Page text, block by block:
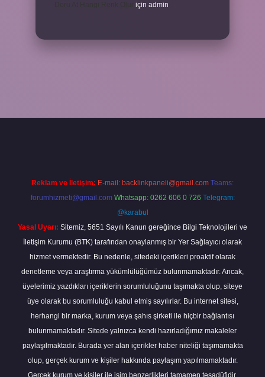
için admin
Reklam ve İletişim: E-mail: backlinkpaneli@gmail.com Teams:
forumhizmeti@gmail.com Whatsapp: 0262 606 0 726 Telegram:
@karabul
Yasal Uyarı: Sitemiz, 5651 Sayılı Kanun gereğince Bilgi Teknolojileri ve
İletişim Kurumu (BTK) tarafından onaylanmış bir Yer Sağlayıcı olarak
hizmet vermektedir. Bu nedenle, sitedeki içerikleri proaktif olarak
denetleme veya araştırma yükümlülüğümüz bulunmamaktadır. Ancak,
üyelerimiz yazdıkları içeriklerin sorumluluğunu taşımakta olup, siteye
üye olarak bu sorumluluğu kabul etmiş sayılırlar. Bu internet sitesi,
herhangi bir marka, kurum veya şahıs şirketi ile hiçbir bağlantısı
bulunmamaktadır. Sitede yalnızca kendi hazırladığımız makaleler
paylaşılmaktadır. Burada yer alan içerikler haber niteliği taşımamakta
olup, gerçek kurum ve kişiler hakkında paylaşım yapılmamaktadır.
Gerçek kurum ve kişiler ile isim benzerlikleri tamamen tesadüfidir.